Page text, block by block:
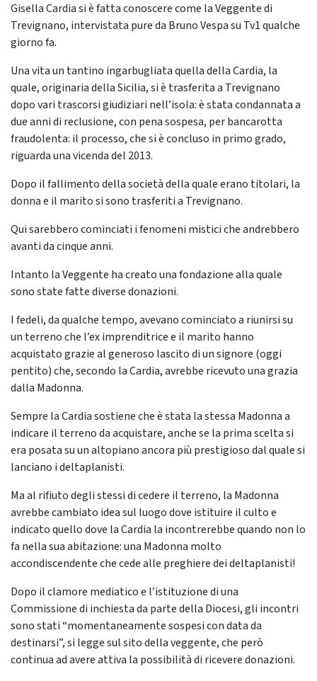
Gisella Cardia si è fatta conoscere come la Veggente di
Trevignano, intervistata pure da Bruno Vespa su Tv1 qualche
giorno fa.
Una vita un tantino ingarbugliata quella della Cardia, la
quale, originaria della Sicilia, si è trasferita a Trevignano
dopo vari trascorsi giudiziari nell’isola: è stata condannata a
due anni di reclusione, con pena sospesa, per bancarotta
fraudolenta: il processo, che si è concluso in primo grado,
riguarda una vicenda del 2013.
Dopo il fallimento della società della quale erano titolari, la
donna e il marito si sono trasferiti a Trevignano.
Qui sarebbero cominciati i fenomeni mistici che andrebbero
avanti da cinque anni.
Intanto la Veggente ha creato una fondazione alla quale
sono state fatte diverse donazioni.
I fedeli, da qualche tempo, avevano cominciato a riunirsi su
un terreno che l’ex imprenditrice e il marito hanno
acquistato grazie al generoso lascito di un signore (oggi
pentito) che, secondo la Cardia, avrebbe ricevuto una grazia
dalla Madonna.
Sempre la Cardia sostiene che è stata la stessa Madonna a
indicare il terreno da acquistare, anche se la prima scelta si
era posata su un altopiano ancora più prestigioso dal quale si
lanciano i deltaplanisti.
Ma al rifiuto degli stessi di cedere il terreno, la Madonna
avrebbe cambiato idea sul luogo dove istituire il culto e
indicato quello dove la Cardia la incontrerebbe quando non lo
fa nella sua abitazione: una Madonna molto
accondiscendente che cede alle preghiere dei deltaplanisti!
Dopo il clamore mediatico e l’istituzione di una
Commissione di inchiesta da parte della Diocesi, gli incontri
sono stati “momentaneamente sospesi con data da
destinarsi”, si legge sul sito della veggente, che però
continua ad avere attiva la possibilità di ricevere donazioni.